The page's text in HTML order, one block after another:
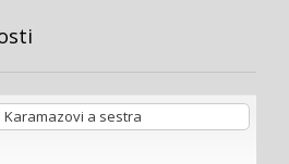
Karamazovi a sestra